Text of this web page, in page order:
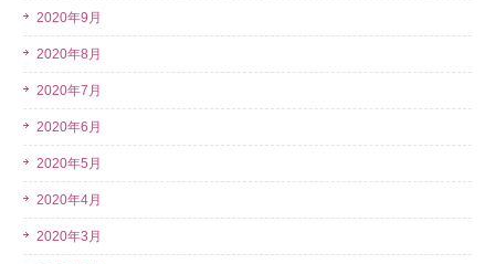
2020年9月
2020年8月
2020年7月
2020年6月
2020年5月
2020年4月
2020年3月